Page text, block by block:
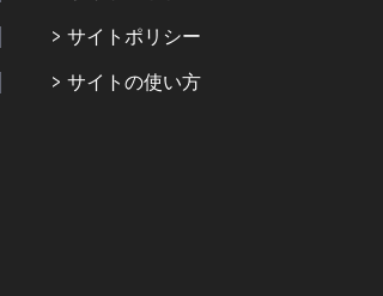
サイトポリシー
サイトの使い方